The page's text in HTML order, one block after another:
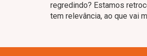
regredindo? Estamos
tem relevância, ao que vai